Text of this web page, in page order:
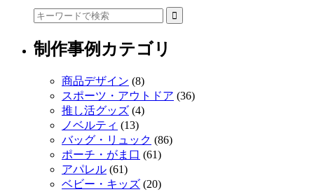
制作事例カテゴリ
商品デザイン (8)
スポーツ・アウトドア (36)
推し活グッズ (4)
ノベルティ (13)
バッグ・リュック (86)
ポーチ・がま口 (61)
アパレル (61)
ベビー・キッズ (20)